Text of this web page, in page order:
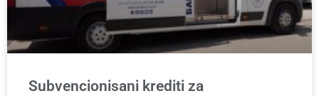
Subvencionisani krediti za